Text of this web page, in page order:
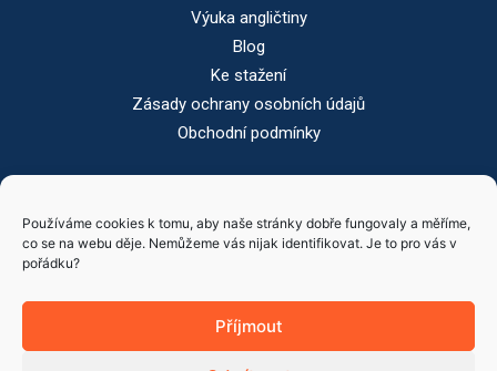
Používáme cookies k tomu, aby naše stránky dobře fungovaly a měříme,
co se na webu děje. Nemůžeme vás nijak identifikovat. Je to pro vás v
pořádku?
Příjmout
Výuka angličtiny
Blog
Ke stažení
Zásady ochrany osobních údajů
Obchodní podmínky
Mgr. Radka Ketnerová
Pod Lesem 1256/1, 312 00 Plzeň
Fyzická osoba podnikající dle živnostenského zákona